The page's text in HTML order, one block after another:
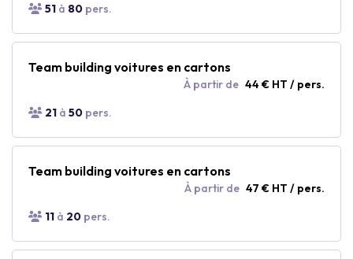
51 à 80 pers.
Team building voitures en cartons
À partir de 44 € HT / pers.
21 à 50 pers.
Team building voitures en cartons
À partir de 47 € HT / pers.
11 à 20 pers.